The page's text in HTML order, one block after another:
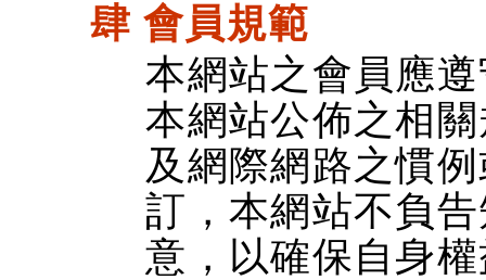
肆 會員規範
本網站之會員應
本網站公佈之相
及網際網路之慣
訂，本網站不負
意，以確保自身